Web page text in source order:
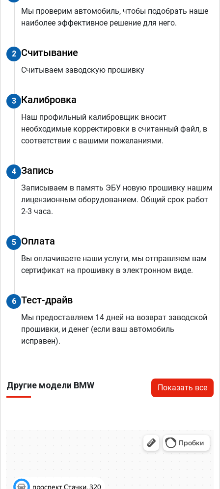
Мы проверим автомобиль, чтобы подобрать наше
наиболее эффективное решение для него.
2 Считывание
Считываем заводскую прошивку
3 Калибровка
Наш профильный калибровщик вносит
необходимые корректировки в считанный файл, в
соответствии с вашими пожеланиями.
4 Запись
Записываем в память ЭБУ новую прошивку нашим
лицензионным оборудованием. Общий срок работ
2-3 часа.
5 Оплата
Вы оплачиваете наши услуги, мы отправляем вам
сертификат на прошивку в электронном виде.
6 Тест-драйв
Мы предоставляем 14 дней на возврат заводской
прошивки, и денег (если ваш автомобиль
исправен).
Другие модели BMW Показать все